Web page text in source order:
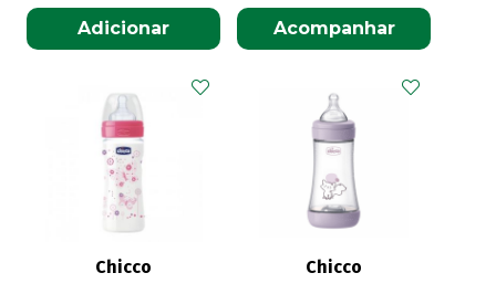
Adicionar Acompanhar
Chicco
Chicco